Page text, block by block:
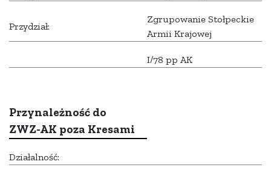
Przydział:
Zgrupowanie Stołpeckie
Armii Krajowej
I/78 pp AK
Przynależność do
ZWZ-AK poza Kresami
Działalność: